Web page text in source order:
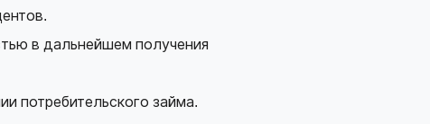
в дальнейшем получения
потребительского займа.